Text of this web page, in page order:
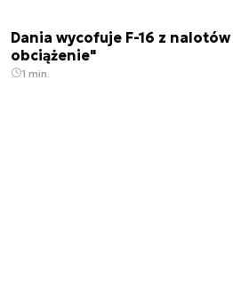
Dania wycofuje F-16 z
obciążenie"
1 min.